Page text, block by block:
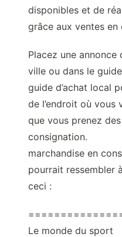
disponibles et de
grâce aux ventes en
Placez une
ville ou dans le
guide d’achat local
de l’endroit où
que vous prenez
consignation.
marchandise en
pourrait ressembler
ceci :
Le monde du sport